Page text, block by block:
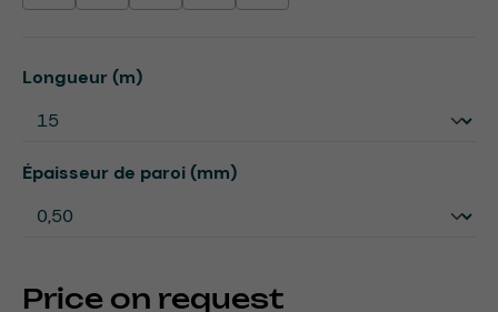
Price on request
Select
Longueur (m)
Select
Épaisseur de paroi (mm)